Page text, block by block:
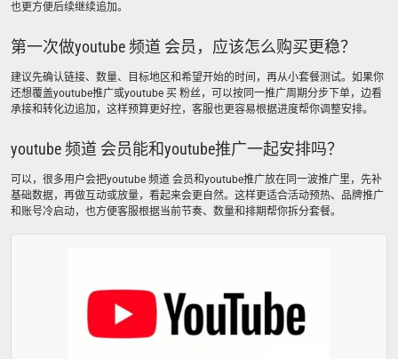
也更方便后续继续追加。
第一次做youtube 频道 会员，应该怎么购买更稳？
建议先确认链接、数量、目标地区和希望开始的时间，再从小套餐测试。如果你
还想覆盖youtube推广或youtube 买 粉丝，可以按同一推广周期分步下单，边看
承接和转化边追加，这样预算更好控，客服也更容易根据进度帮你调整安排。
youtube 频道 会员能和youtube推广一起安排吗？
可以，很多用户会把youtube 频道 会员和youtube推广放在同一波推广里，先补
基础数据，再做互动或放量，看起来会更自然。这样更适合活动预热、品牌推广
和账号冷启动，也方便客服根据当前节奏、数量和排期帮你拆分套餐。